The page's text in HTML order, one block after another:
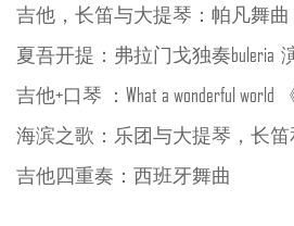
吉他，长笛与大提琴：帕凡舞
夏吾开提：弗拉门戈独奏buleria
吉他+口琴 ：What a wonderful world
海滨之歌：乐团与大提琴，长
吉他四重奏：西班牙舞曲